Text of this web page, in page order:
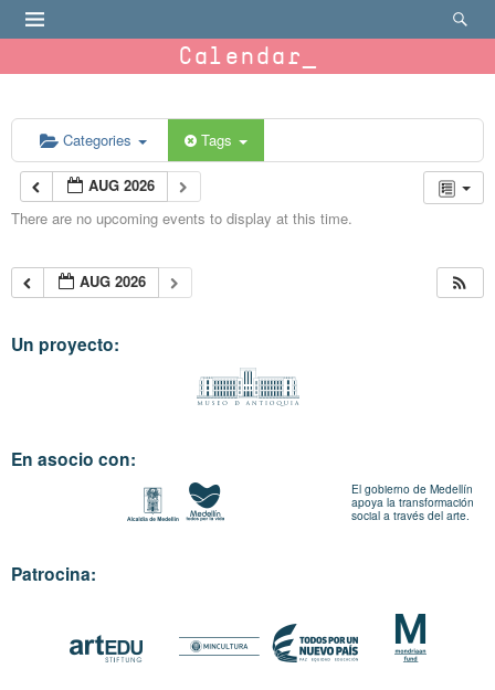
Calendar
Categories Tags
AUG 2026
There are no upcoming events to display at this time.
AUG 2026
Un proyecto:
En asocio con:
El gobierno de Medellín
apoya la transformación
social a través del arte.
Patrocina: